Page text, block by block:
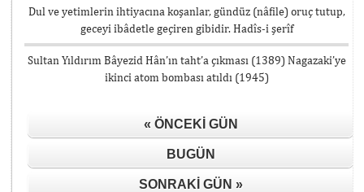
Dul ve yetimlerin ihtiyacına koşanlar, gündüz (nâfile) oruç tutup,
geceyi ibâdetle geçiren gibidir. Hadîs-i şerîf
Sultan Yıldırım Bâyezid Hân’ın taht’a çıkması (1389) Nagazaki’ye
ikinci atom bombası atıldı (1945)
« ÖNCEKI GÜN
BUGÜN
SONRAKI GÜN »